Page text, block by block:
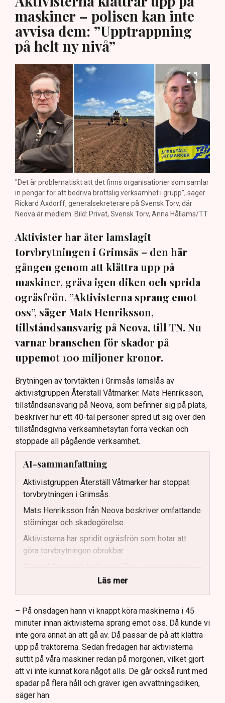
maskiner – polisen kan inte
avvisa dem: ”Upptrappning
på helt ny nivå”
"Det är problematiskt att det finns organisationer som samlar
in pengar för att bedriva brottslig verksamhet i grupp", säger
Rickard Axdorff, generalsekreterare på Svensk Torv, där
Neova är medlem. Bild: Privat, Svensk Torv, Anna Hållams/TT
Aktivister har åter lamslagit
torvbrytningen i Grimsås – den här
gången genom att klättra upp på
maskiner, gräva igen diken och sprida
ogräsfrön. ”Aktivisterna sprang emot
oss”, säger Mats Henriksson,
tillståndsansvarig på Neova, till TN. Nu
varnar branschen för skador på
uppemot 100 miljoner kronor.
Brytningen av torvtäkten i Grimsås lamslås av
aktivistgruppen Återställ Våtmarker. Mats Henriksson,
tillståndsansvarig på Neova, som befinner sig på plats,
beskriver hur ett 40-tal personer spred ut sig över den
tillståndsgivna verksamhetsytan förra veckan och
stoppade all pågående verksamhet.
AI-sammanfattning
Aktivistgruppen Återställ Våtmarker har stoppat
torvbrytningen i Grimsås.
Mats Henriksson från Neova beskriver omfattande
störningar och skadegörelse.
Aktivisterna har spridit ogräsfrön som hotar att
göra torvbrytningen obrukbar.
Rickard Axdorff från Svensk Torv varnar för ett
stort ekonomiskt sabotage.
Dialogpolisen på plats står maktlös inför
aktivisternas handlingar.
Frågor kvarstår om finansiering av illegal aktivism.
Läs mer
– På onsdagen hann vi knappt köra maskinerna i 45
minuter innan aktivisterna sprang emot oss. Då kunde vi
inte göra annat än att gå av. Då passar de på att klättra
upp på traktorerna. Sedan fredagen har aktivisterna
suttit på våra maskiner redan på morgonen, vilket gjort
att vi inte kunnat köra något alls. De går också runt med
spadar på flera håll och gräver igen avvattningsdiken,
säger han.